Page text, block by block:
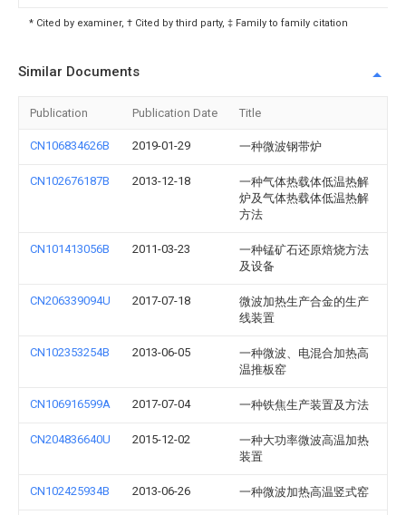
* Cited by examiner, † Cited by third party, ‡ Family to family citation
Similar Documents
Publication Publication Date Title
CN106834626B 2019-01-29 一种微波钢带炉
CN102676187B 2013-12-18
一种气体热载体低温热解
炉及气体热载体低温热解
方法
CN101413056B 2011-03-23
一种锰矿石还原焙烧方法
及设备
CN206339094U 2017-07-18
微波加热生产合金的生产
线装置
CN102353254B 2013-06-05
一种微波、电混合加热高
温推板窑
CN106916599A 2017-07-04 一种铁焦生产装置及方法
CN204836640U 2015-12-02
一种大功率微波高温加热
装置
CN102425934B 2013-06-26 一种微波加热高温竖式窑